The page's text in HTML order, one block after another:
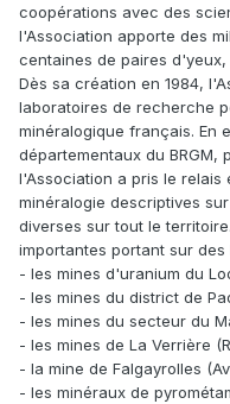
coopérations avec des
l'Association apporte des
centaines de paires
Dès sa création en 1984,
laboratoires de recherche
minéralogique français. En
départementaux du BRGM,
l'Association a pris le relais
minéralogie descriptives
diverses sur tout le
importantes portant sur
- les mines d'uranium du
- les mines du district de
- les mines du secteur du
- les mines de La Verrière
- la mine de Falgayrolles
- les minéraux de